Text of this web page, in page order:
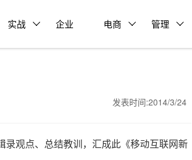
实战 企业 电商 管理
发表时间:2014/3/24
观点、总结教训，汇成此《移动互联网新